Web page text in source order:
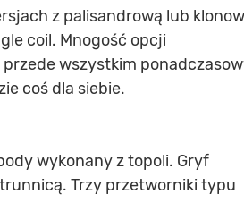
z palisandrową lub
coil. Mnogość opcji
wszystkim
coś dla siebie.
wykonany z topoli. Gryf
Trzy przetworniki typu